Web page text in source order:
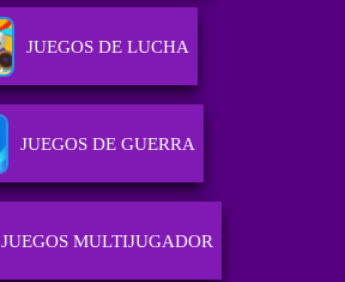
JUEGOS DE LUCHA
JUEGOS DE GUERRA
JUEGOS MULTIJUGADOR